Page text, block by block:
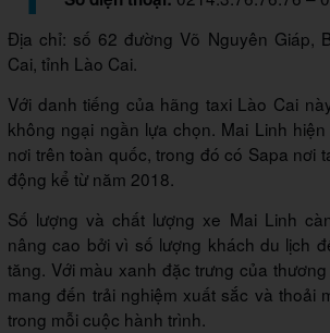
Địa chỉ: số 62 đường Võ Nguyên Giáp,
Cai, tỉnh Lào Cai.
Với danh tiếng của hãng taxi Lào Cai
không ngại ngần lựa chọn. Mai Linh
nơi trên toàn quốc, trong đó có Sapa nơi
động kể từ năm 2018.
Số lượng và chất lượng xe Mai Linh
nâng cao bởi vì số lượng khách du lịch
tăng. Với màu xanh đặc trưng của
mang đến trải nghiệm xuất sắc và thoải
trong mỗi cuộc hành trình.